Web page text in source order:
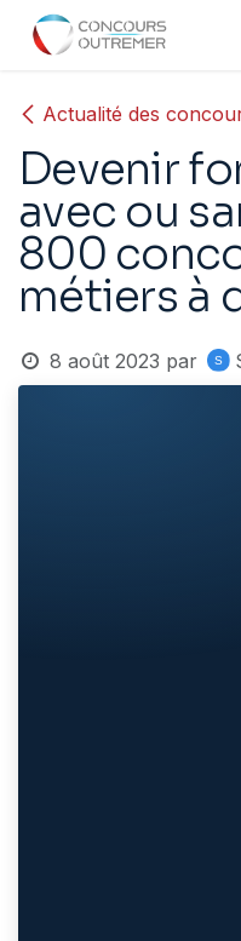
Se rendre au contenu
Actualité des
Devenir
avec ou
800
métiers à
8 août 2023 par